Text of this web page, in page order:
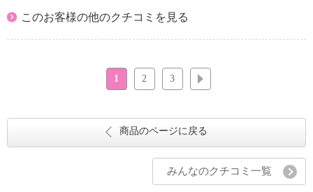
このお客様の他のクチコミを見る
1 2 3
商品のページに戻る
みんなのクチコミ一覧